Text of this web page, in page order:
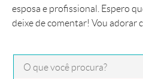
esposa e profissional. Espero
deixe de comentar! Vou adorar